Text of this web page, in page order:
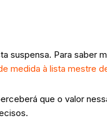
suspensa. Para saber
medida à lista mestre
que o valor